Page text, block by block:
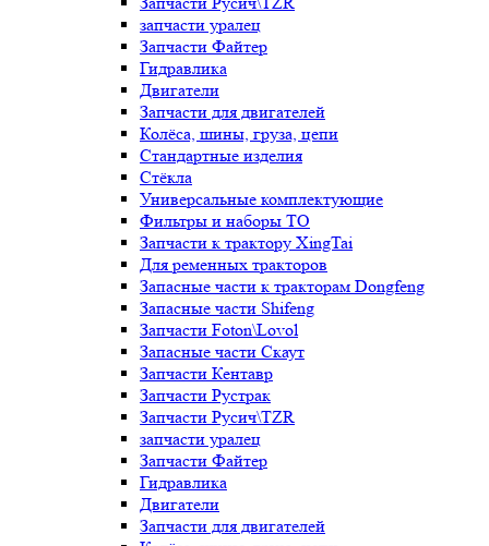
запчасти уралец
Запчасти Файтер
Гидравлика
Двигатели
Запчасти для двигателей
Колёса, шины, груза, цепи
Стандартные изделия
Стёкла
Универсальные комплектующие
Фильтры и наборы ТО
Запчасти к трактору XingTai
Для ременных тракторов
Запасные части к тракторам Dongfeng
Запасные части Shifeng
Запчасти Foton\Lovol
Запасные части Скаут
Запчасти Кентавр
Запчасти Рустрак
Запчасти Русич\TZR
запчасти уралец
Запчасти Файтер
Гидравлика
Двигатели
Запчасти для двигателей